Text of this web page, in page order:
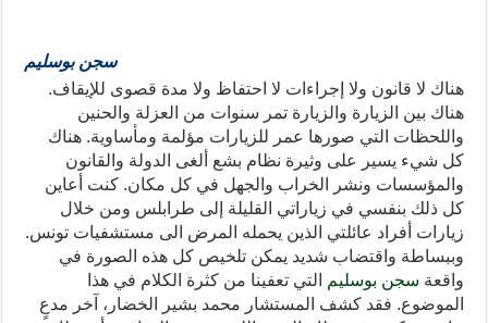
سجن بوسليم
هناك لا قانون ولا إجراءات لا احتفاظ ولا مدة قصوى للإيقاف.
هناك بين الزيارة والزيارة تمر سنوات من العزلة والحنين
واللحظات التي صورها عمر للزيارات مؤلمة ومأساوية. هناك
كل شيء يسير على وثيرة نظام بشع ألغى الدولة والقانون
والمؤسسات ونشر الخراب والجهل في كل مكان. كنت أعاين
كل ذلك بنفسي في زياراتي القليلة إلى طرابلس ومن خلال
زيارات أفراد عائلتي الذين يحمله المرض الى مستشفيات تونس.
وببساطة واقتضاب شديد يمكن تلخيص كل هذه الصورة في
واقعة سجن بوسليم
التي تعفينا من كثرة الكلام في هذا
الموضوع. فقد كشف المستشار محمد بشير الخضار، آخر مدعٍ